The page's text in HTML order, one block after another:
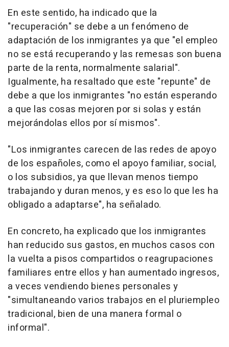
En este sentido, ha indicado que la
"recuperación" se debe a un fenómeno de
adaptación de los inmigrantes ya que "el empleo
no se está recuperando y las remesas son buena
parte de la renta, normalmente salarial".
Igualmente, ha resaltado que este "repunte" de
debe a que los inmigrantes "no están esperando
a que las cosas mejoren por si solas y están
mejorándolas ellos por sí mismos".
"Los inmigrantes carecen de las redes de apoyo
de los españoles, como el apoyo familiar, social,
o los subsidios, ya que llevan menos tiempo
trabajando y duran menos, y es eso lo que les ha
obligado a adaptarse", ha señalado.
En concreto, ha explicado que los inmigrantes
han reducido sus gastos, en muchos casos con
la vuelta a pisos compartidos o reagrupaciones
familiares entre ellos y han aumentado ingresos,
a veces vendiendo bienes personales y
"simultaneando varios trabajos en el pluriempleo
tradicional, bien de una manera formal o
informal".